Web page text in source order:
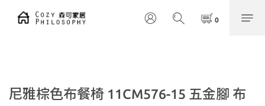
尼雅棕色布餐椅 11CM576-15 五金腳 布